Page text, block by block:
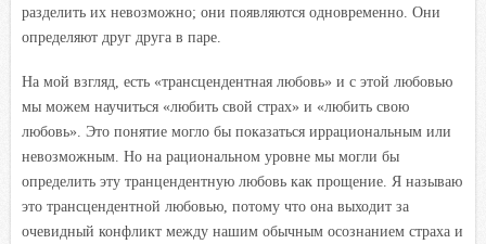
разделить их невозможно; они появляются одновременно. Они
определяют друг друга в паре.
На мой взгляд, есть «трансцендентная любовь» и с этой любовью
мы можем научиться «любить свой страх» и «любить свою
любовь». Это понятие могло бы показаться иррациональным или
невозможным. Но на рациональном уровне мы могли бы
определить эту транцендентную любовь как прощение. Я называю
это трансцендентной любовью, потому что она выходит за
очевидный конфликт между нашим обычным осознанием страха и